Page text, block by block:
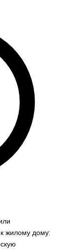
жилому дому: